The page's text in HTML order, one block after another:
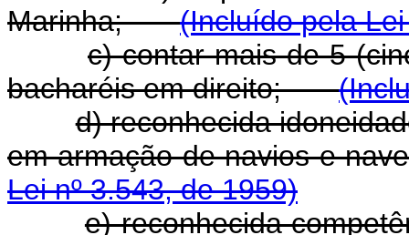
Marinha;(Incluído pela
c) contar mais de 5
bacharéis em direito;
d) reconhecida
em armação de navios e
Lei nº 3.543, de 1959)
e) reconhecida